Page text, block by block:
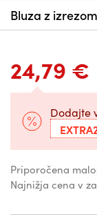
Bluza z
24,79 €
Dodajte
Priporočena
Najnižja cena v